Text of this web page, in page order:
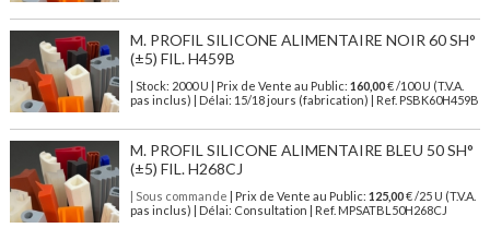
M. PROFIL SILICONE ALIMENTAIRE NOIR 60 SH°
(±5) FIL. H459B
| Stock: 2000 U | Prix de Vente au Public: 160,00€/100 U (T.V.A.
pas inclus)
| Délai: 15/18 jours (fabrication) | Ref. PSBK60H459B
M. PROFIL SILICONE ALIMENTAIRE BLEU 50 SH°
(±5) FIL. H268CJ
| Sous commande | Prix de Vente au Public: 125,00€ /25 U (T.V.A.
pas inclus) | Délai: Consultation | Ref. MPSATBL50H268CJ